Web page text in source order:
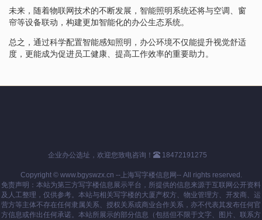
未来，随着物联网技术的不断发展，智能照明系统还将与空调、窗
帘等设备联动，构建更加智能化的办公生态系统。
总之，通过科学配置智能感知照明，办公环境不仅能提升视觉舒适
度，更能成为促进员工健康、提高工作效率的重要助力。
企业办公选址，欢迎您致电咨询！ 18472191275
Copyright © www.bgyswzx.cn --上海写字楼信息网-- All rights reserved.
免责声明：本站为第三方写字楼信息展示平台，所提供的信息来源于互联网公开资料
及人工整理，仅供参考。本站与相关写字楼的大厦产权方、物业管理方、开发商、运
营方等主体不存在任何隶属关系、授权关系或商业合作关系，亦不代表其发布任何官
方信息或作出任何承诺。本站所展示的部分信息（包括但不限于文字、图片、联系方